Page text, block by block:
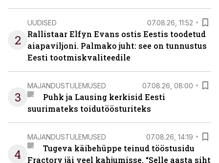
2
UUDISED 07.08.26, 11:52
Rallistaar Elfyn Evans ostis Eestis toodetud
aiapaviljoni. Palmako juht: see on tunnustus
Eesti tootmiskvaliteedile
3
MAJANDUSTULEMUSED 07.08.26, 08:00
Puhk ja Lausing kerkisid Eesti
suurimateks toidutöösturiteks
4
MAJANDUSTULEMUSED 07.08.26, 14:19
Tugeva käibehüppe teinud tööstusidu
Fractory jäi veel kahjumisse. “Selle aasta siht